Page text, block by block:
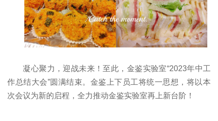
凝心聚力，迎战未来！至此，金鉴实验室“2023年中工
作总结大会”圆满结束。金鉴上下员工将统一思想，将以本
次会议为新的启程，全力推动金鉴实验室再上新台阶！